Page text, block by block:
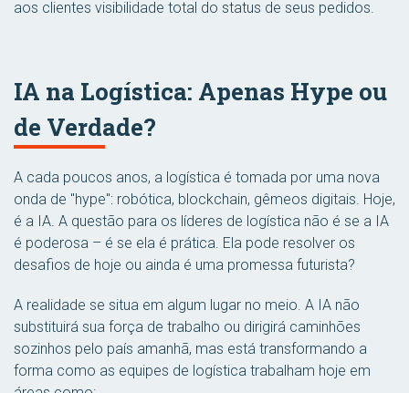
aos clientes visibilidade total do status de seus pedidos.
IA na Logística: Apenas Hype ou
de Verdade?
A cada poucos anos, a logística é tomada por uma nova
onda de "hype": robótica, blockchain, gêmeos digitais. Hoje,
é a IA. A questão para os líderes de logística não é se a IA
é poderosa – é se ela é prática. Ela pode resolver os
desafios de hoje ou ainda é uma promessa futurista?
A realidade se situa em algum lugar no meio. A IA não
substituirá sua força de trabalho ou dirigirá caminhões
sozinhos pelo país amanhã, mas está transformando a
forma como as equipes de logística trabalham hoje em